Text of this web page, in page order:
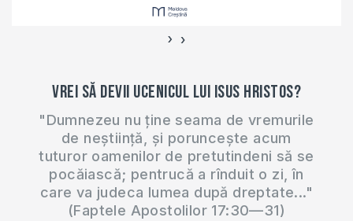
‹ ›
Vrei să devii ucenicul lui Isus Hristos?
"Dumnezeu nu ține seama de vremurile
de neștiință, și poruncește acum
tuturor oamenilor de pretutindeni să se
pocăiască; pentrucă a rînduit o zi, în
care va judeca lumea după dreptate..."
(Faptele Apostolilor 17:30—31)